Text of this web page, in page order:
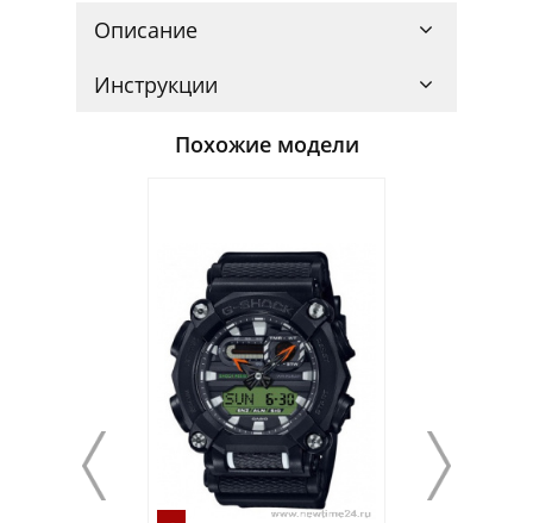
Описание
Инструкции
Похожие модели